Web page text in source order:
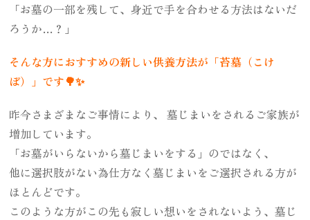
「お墓の一部を残して、身近で手を合わせる方法はないだ
ろうか…？」
そんな方におすすめの新しい供養方法が「苔墓（こけ
ぼ）」です🌳✨
昨今さまざまなご事情により、 墓じまいをされるご家族が
増加しています。
「お墓がいらないから墓じまいをする」のではなく、
他に選択肢がない為仕方なく墓じまいをご選択される方が
ほとんどです。
このような方がこの先も寂しい想いをされないよう、墓じ